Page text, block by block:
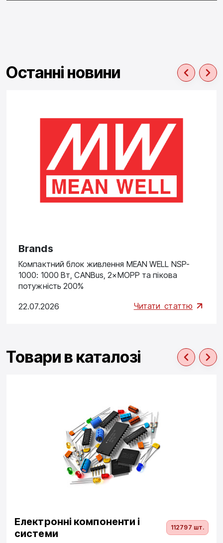
Останні новини
Brands
Компактний блок живлення MEAN WELL NSP-
1000: 1000 Вт, CANBus, 2×MOPP та пікова
потужність 200%
22.07.2026 Читати статтю
Товари в каталозі
Електронні компоненти і
системи
112797 шт.